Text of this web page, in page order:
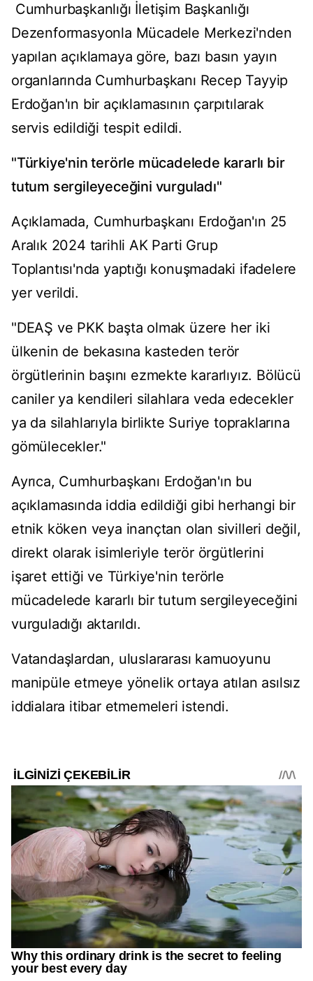
Cumhurbaşkanlığı İletişim Başkanlığı
Dezenformasyonla Mücadele Merkezi'nden
yapılan açıklamaya göre, bazı basın yayın
organlarında Cumhurbaşkanı Recep Tayyip
Erdoğan'ın bir açıklamasının çarpıtılarak
servis edildiği tespit edildi.
"Türkiye'nin terörle mücadelede kararlı bir
tutum sergileyeceğini vurguladı"
Açıklamada, Cumhurbaşkanı Erdoğan'ın 25
Aralık 2024 tarihli AK Parti Grup
Toplantısı'nda yaptığı konuşmadaki ifadelere
yer verildi.
"DEAŞ ve PKK başta olmak üzere her iki
ülkenin de bekasına kasteden terör
örgütlerinin başını ezmekte kararlıyız. Bölücü
caniler ya kendileri silahlara veda edecekler
ya da silahlarıyla birlikte Suriye topraklarına
gömülecekler."
Ayrıca, Cumhurbaşkanı Erdoğan'ın bu
açıklamasında iddia edildiği gibi herhangi bir
etnik köken veya inançtan olan sivilleri değil,
direkt olarak isimleriyle terör örgütlerini
işaret ettiği ve Türkiye'nin terörle
mücadelede kararlı bir tutum sergileyeceğini
vurguladığı aktarıldı.
Vatandaşlardan, uluslararası kamuoyunu
manipüle etmeye yönelik ortaya atılan asılsız
iddialara itibar etmemeleri istendi.